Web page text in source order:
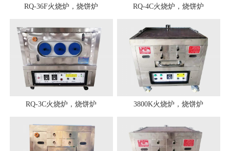
RQ-36F火烧炉，烧饼炉 RQ-4C火烧炉，烧饼炉
RQ-3C火烧炉，烧饼炉 3800K火烧炉，烧饼炉